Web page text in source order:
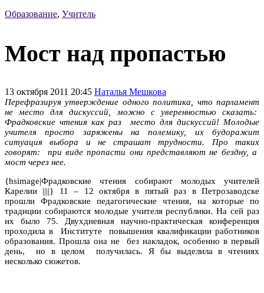
Образование, Учитель
Мост над пропастью
13 октября 2011 20:45 Наталья Мешкова
Перефразируя утверждение одного политика, что парламент
не место для дискуссий, можно с уверенностью сказать:
Фрадковские чтения как раз место для дискуссий! Молодые
учителя просто заряжены на полемику, их будоражит
ситуация выбора и не страшат трудности. Про таких
говорят: при виде пропасти они представляют не бездну, а
мост через нее.
{hsimage|Фрадковские чтения собирают молодых учителей
Карелии ||||} 11 – 12 октября в пятый раз в Петрозаводске
прошли Фрадковские педагогические чтения, на которые по
традиции собираются молодые учителя республики. На сей раз
их было 75. Двухдневная научно-практическая конференция
проходила в Институте повышения квалификации работников
образования. Прошла она не без накладок, особенно в первый
день, но в целом получилась. Я бы выделила в чтениях
несколько сюжетов.